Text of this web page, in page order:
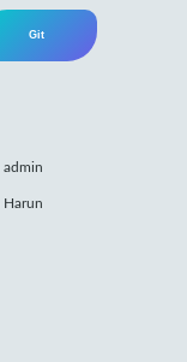
admin
Harun